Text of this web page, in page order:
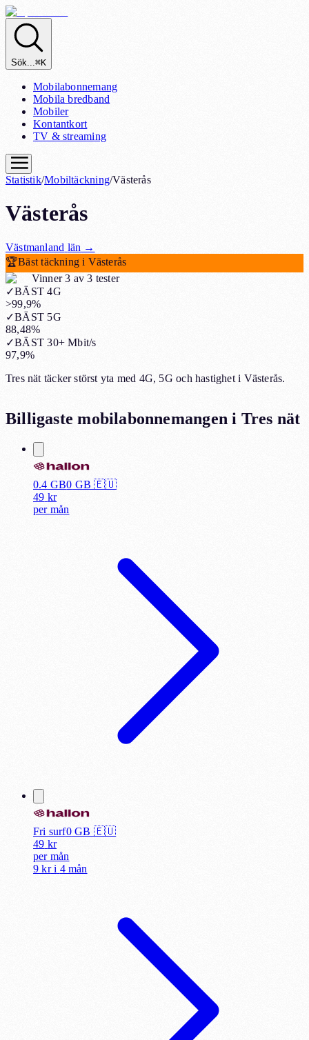
Sök...⌘K
Mobilabonnemang
Mobila bredband
Mobiler
Kontantkort
TV & streaming
Statistik/Mobiltäckning/Västerås
Västerås
Västmanland län →
🏆Bäst täckning i Västerås
Vinner 3 av 3 tester
✓BÄST 4G
>99,9%
✓BÄST 5G
88,48%
✓BÄST 30+ Mbit/s
97,9%
Tres nät täcker störst yta med 4G, 5G och hastighet i Västerås.
Billigaste mobilabonnemangen i Tres nät
0.4 GB0 GB 🇪🇺
49 kr
per mån
Fri surf0GB 🇪🇺
49 kr
per mån
9 kr i 4 mån